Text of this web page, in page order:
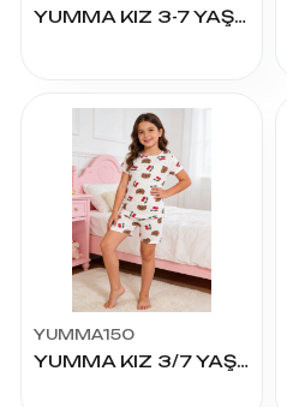
YUMMA KIZ 3-7 YAŞ MILAN EŞOFMAN TAKIM
YUMMA150
YUMMA KIZ 3/7 YAŞ MILAN ŞORTLU TAKIM